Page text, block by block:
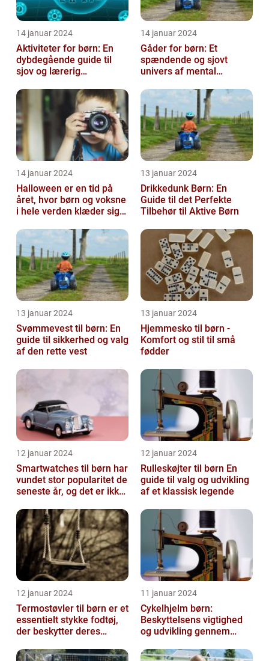
14 januar 2024
Aktiviteter for børn: En
dybdegående guide til
sjov og lærerig
14 januar 2024
Gåder for børn: Et
spændende og sjovt
univers af mental
14 januar 2024
Halloween er en tid på
året, hvor børn og voksne
i hele verden klæder sig
fant...
13 januar 2024
Drikkedunk Børn: En
Guide til det Perfekte
Tilbehør til Aktive Børn
13 januar 2024
Svømmevest til børn: En
guide til sikkerhed og valg
af den rette vest
13 januar 2024
Hjemmesko til børn -
Komfort og stil til små
fødder
12 januar 2024
Smartwatches til børn har
vundet stor popularitet de
seneste år, og det er ikke
12 januar 2024
Rulleskøjter til børn En
guide til valg og udvikling
af et klassisk legende
12 januar 2024
Termostøvler til børn er et
essentielt stykke fodtøj,
der beskytter deres
fugti...
11 januar 2024
Cykelhjelm børn:
Beskyttelsens vigtighed
og udvikling gennem